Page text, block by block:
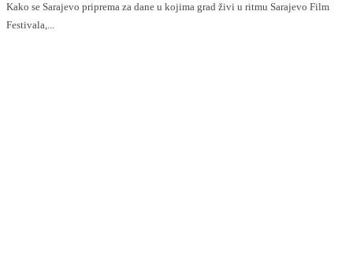
Kako se Sarajevo priprema za dane u kojima grad živi u ritmu Sarajevo Film
Festivala,...